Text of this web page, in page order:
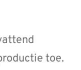
toe.